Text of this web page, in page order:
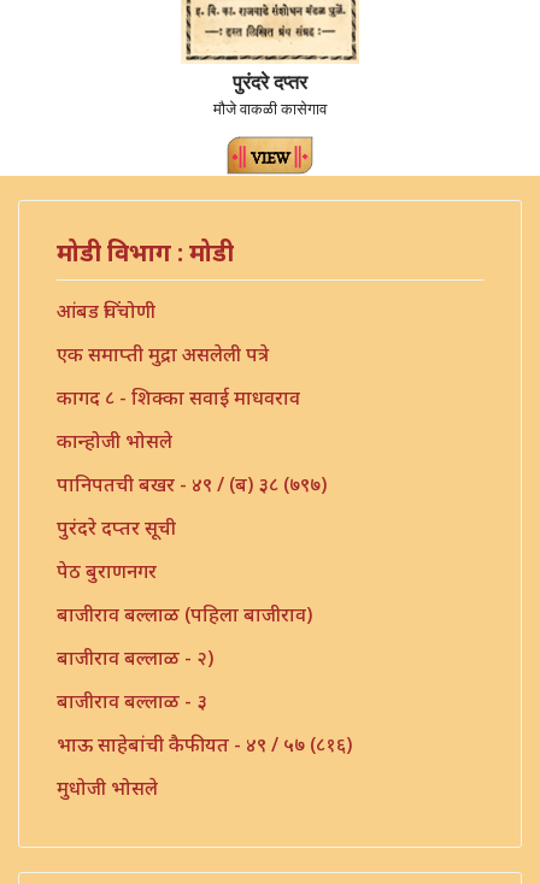
पुरंदरे दप्तर
मौजे वाकळी कासेगाव
मोडी विभाग : मोडी
आंबड चिंचोणी
एक समाप्ती मुद्रा असलेली पत्रे
कागद ८ - शिक्का सवाई माधवराव
कान्होजी भोसले
पानिपतची बखर - ४९ / (ब) ३८ (७९७)
पुरंदरे दप्तर सूची
पेठ बुराणनगर
बाजीराव बल्लाळ (पहिला बाजीराव)
बाजीराव बल्लाळ - २)
बाजीराव बल्लाळ - ३
भाऊ साहेबांची कैफीयत - ४९ / ५७ (८१६)
मुधोजी भोसले
मौजे कणी पो. इंदापूर